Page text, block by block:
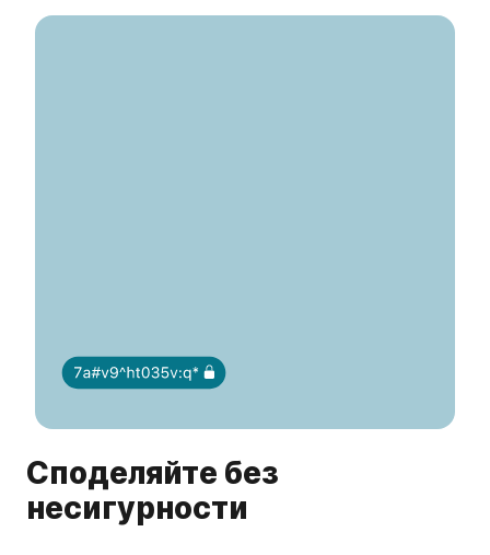
Споделяйте без
несигурности